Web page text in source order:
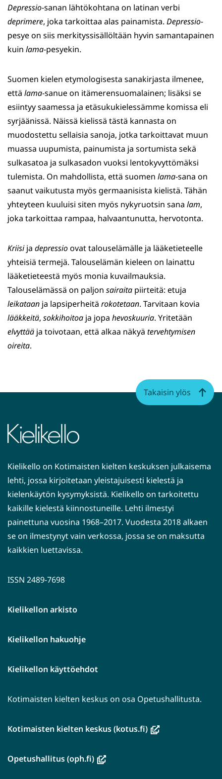
Depressio-sanan lähtökohtana on latinan verbi
deprimere, joka tarkoittaa alas painamista. Depressio-
pesye on siis merkityssisällöltään hyvin samantapainen
kuin lama-pesyekin.
Suomen kielen etymologisesta sanakirjasta ilmenee,
että lama-sanue on itämerensuomalainen; lisäksi se
esiintyy saamessa ja etäsukukielessämme komissa eli
syrjäänissä. Näissä kielissä tästä kannasta on
muodostettu sellaisia sanoja, jotka tarkoittavat muun
muassa uupumista, painumista ja sortumista sekä
sulkasatoa ja sulkasadon vuoksi lentokyvyttömäksi
tulemista. On mahdollista, että suomen lama-sana on
saanut vaikutusta myös germaanisista kielistä. Tähän
yhteyteen kuuluisi siten myös nykyruotsin sana lam,
joka tarkoittaa rampaa, halvaantunutta, hervotonta.
Kriisija depressioovat talouselämälle ja lääketieteelle
yhteisiä termejä. Talouselämän kieleen on lainattu
lääketieteestä myös monia kuvailmauksia.
Talouselämässä on paljon sairaita piirteitä: etuja
leikataan ja lapsiperheitä rokotetaan. Tarvitaan kovia
lääkkeitä, sokkihoitoa ja jopa hevoskuuria. Yritetään
elvyttää ja toivotaan, että alkaa näkyä tervehtymisen
oireita.
Kielikello on Kotimaisten kielten keskuksen julkaisema
lehti, jossa kirjoitetaan yleistajuisesti kielestä ja
kielenkäytön kysymyksistä. Kielikello on tarkoitettu
kaikille kielestä kiinnostuneille. Lehti ilmestyi
painettuna vuosina 1968–2017. Vuodesta 2018 alkaen
se on ilmestynyt vain verkossa, jossa se on maksutta
kaikkien luettavissa.
ISSN 2489-7698
Kielikellon arkisto
Kielikellon hakuohje
Kielikellon käyttöehdot
Kotimaisten kielten keskus on osa Opetushallitusta.
Kotimaisten kielten keskus (kotus.fi)(avautuu
Opetushallitus (oph.fi)(avautuu
Takaisin ylös